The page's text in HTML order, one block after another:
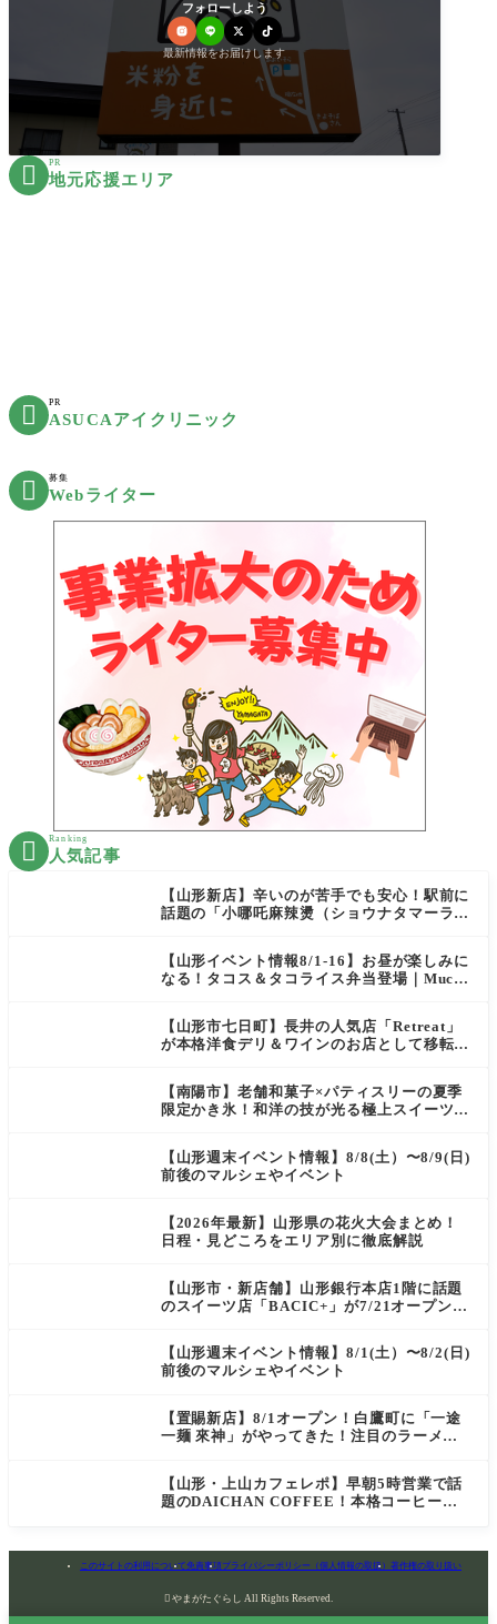
フォローしよう
最新情報をお届けします
 PR
地元応援エリア
 PR
ASUCAアイクリニック
 募集
Webライター
 Ranking
人気記事
【山形新店】辛いのが苦手でも安心！駅前に
話題の「小哪吒麻辣燙（ショウナタマーラー
【山形イベント情報8/1-16】お昼が楽しみに
なる！タコス＆タコライス弁当登場｜Mucha
【山形市七日町】長井の人気店「Retreat」
が本格洋食デリ＆ワインのお店として移転オ
【南陽市】老舗和菓子×パティスリーの夏季
限定かき氷！和洋の技が光る極上スイーツ｜
【山形週末イベント情報】8/8(土）〜8/9(日)
前後のマルシェやイベント
【2026年最新】山形県の花火大会まとめ！
日程・見どころをエリア別に徹底解説
【山形市・新店舗】山形銀行本店1階に話題
のスイーツ店「BACIC+」が7/21オープン！
【山形週末イベント情報】8/1(土）〜8/2(日)
前後のマルシェやイベント
【置賜新店】8/1オープン！白鷹町に「一途
一麺 來神」がやってきた！注目のラーメン
【山形・上山カフェレポ】早朝5時営業で話
題のDAICHAN COFFEE！本格コーヒーを
このサイトの利用について免責事項プライバシーポリシー（個人情報の取扱） 著作権の取り扱い
 やまがたぐらし All Rights Reserved.